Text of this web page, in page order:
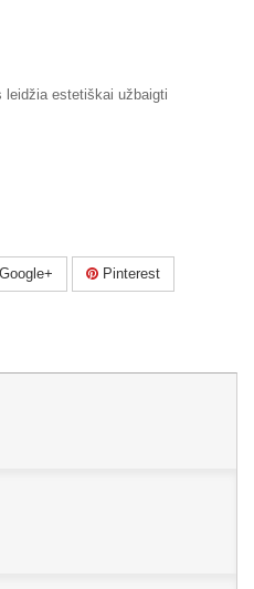
leidžia estetiškai užbaigti
Google+ Pinterest